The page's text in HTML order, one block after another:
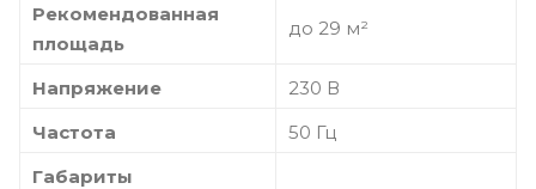
Рекомендованная
площадь
до 29 м²
Напряжение
230 В
Частота
50 Гц
Габариты